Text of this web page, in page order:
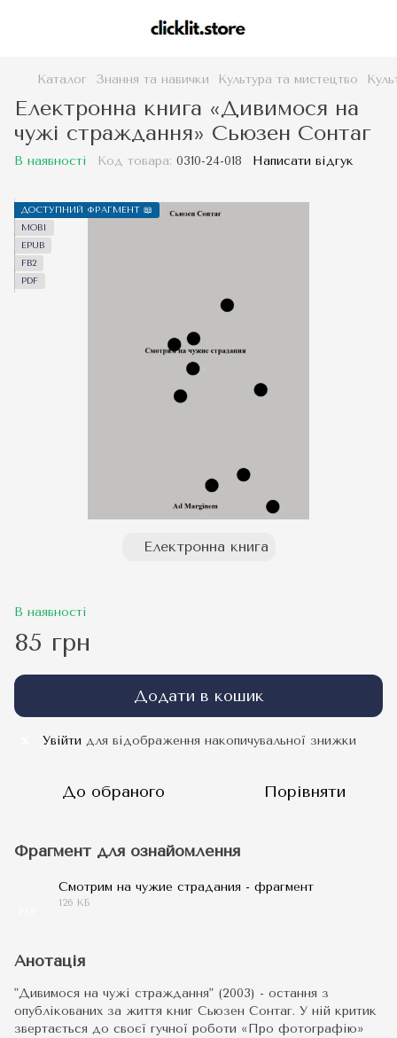
Каталог Знання та навички Культура та мистецтво
Електронна книга «Дивимося на
чужі страждання» Сьюзен Сонтаг
В наявності Код товара: 0310-24-018 Написати відгук
ДОСТУПНИЙ ФРАГМЕНТ 📖
MOBI
EPUB
FB2
PDF
Електронна книга
В наявності
85 грн
Додати в кошик
Увійти для відображення накопичувальної знижки
До обраного Порівняти
Фрагмент для ознайомлення
Смотрим на чужие страдания - фрагмент
126 КБ
Анотація
"Дивимося на чужі страждання" (2003) - остання з
опублікованих за життя книг Сьюзен Сонтаг. У ній критик
звертається до своєї гучної роботи «Про фотографію»